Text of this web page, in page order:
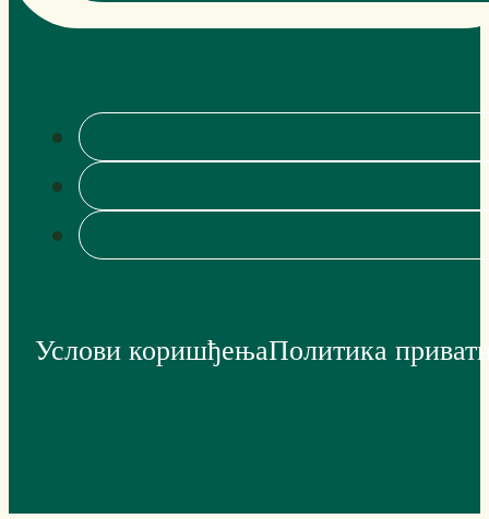
Услови коришђењаПолитика